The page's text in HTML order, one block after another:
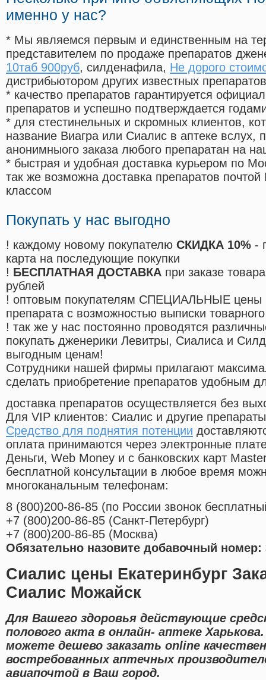
именно у нас?
* Мы являемся первым и единственным на
представителем по продаже препаратов
10таб 900руб, силденафила, Не дорого
дистрибьютором других известных препаратов
* качество препаратов гарантируется
препаратов и успешно подтверждается
* для стестинельных и скромных клиентов,
название Виагра или Сиалис в аптеке вслух,
анонимныого заказа любого препаратан на
* быстрая и удобная доставка курьером по
так же возможна доставка препаратов
классом
Покупать у нас выгодно
! каждому новому покупателю СКИДКА 10% -
карта на последующие покупки
! БЕСПЛАТНАЯ ДОСТАВКА при заказе
рублей
! оптовым покупателям СПЕЦИАЛЬНЫЕ цены
препарата с возможностью выписки
! так же у нас постоянно проводятся
покупать дженерики Левитры, Сиалиса и
выгодным ценам!
Cотрудники нашей фирмы прилагают
сделать приобретение препаратов удобным
доставка препаратов осуществляется без
Для VIP клиентов: Сиалис и другие
Средство для поднятия потенции
оплата принимаются через электронные
Деньги, Web Money и с банковских карт
бесплатной консультации в любое время
многоканальным телефонам:
8 (800)200-86-85 (по России звонок
+7 (800)200-86-85 (Санкт-Петербург)
+7 (800)200-86-85 (Москва)
Обязательно назовите добавочный номер:
Сиалис цены Екатеринбург
Сиалис Можайск
Для Вашего здоровья действующие
полового акта в онлайн- аптеке
можете дешево заказать online
востребованных аптечных
авиапочтой в Ваш город.